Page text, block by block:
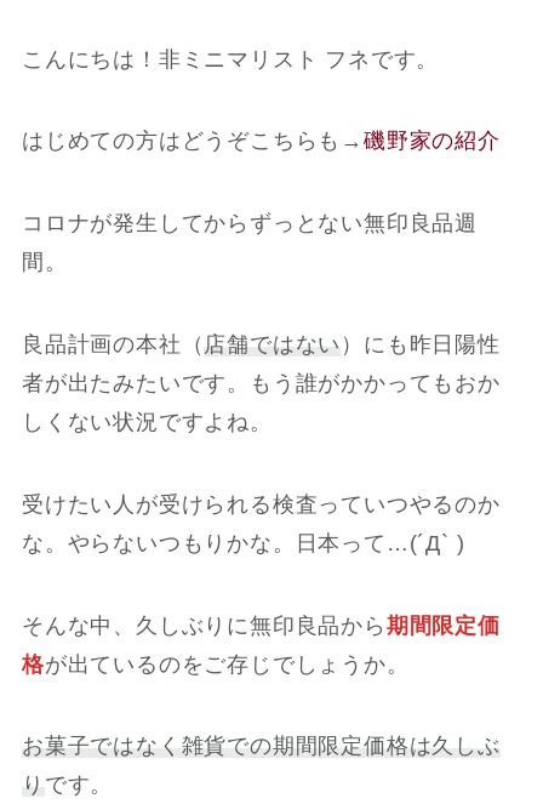
こんにちは！非ミニマリスト フネです。
はじめての方はどうぞこちらも →磯野家の紹介
コロナが発生してからずっとない無印良品週
間。
良品計画の本社（ 店舗ではない ）にも昨日陽性
者が出たみたいです。もう誰がかかってもおか
しくない状況ですよね。
受けたい人が受けられる検査っていつやるのか
な。やらないつもりかな。日本って…(´Д` )
そんな中、久しぶりに無印良品から 期間限定価
格が出ているのをご存じでしょうか。
お菓子ではなく雑貨での期間限定価格は久しぶ
り です。